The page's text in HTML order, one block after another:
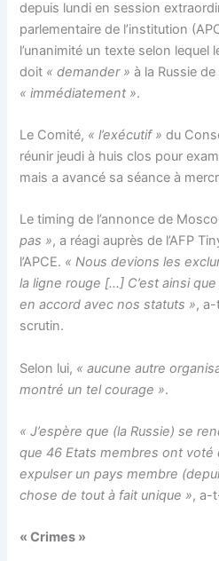
depuis lundi en session
parlementaire de l’institution
l’unanimité un texte selon lequel
doit « demander » à la Russie de
« immédiatement ».
Le Comité, « l’exécutif » du
réunir jeudi à huis clos pour
mais a avancé sa séance à
Le timing de l’annonce de
pas », a réagi auprès de l’AFP
l’APCE. « Nous devions les
la ligne rouge […] C’est ainsi
en accord avec nos statuts »,
scrutin.
Selon lui, « aucune autre
montré un tel courage ».
« J’espère que (la Russie) se
que 46 Etats membres ont voté
expulser un pays membre
chose de tout à fait unique », a-
« Crimes »